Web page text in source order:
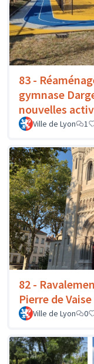
83 -
gymnase
nouvelles
Ville de Lyon 1
82 -
Pierre de Vaise
Ville de Lyon 0